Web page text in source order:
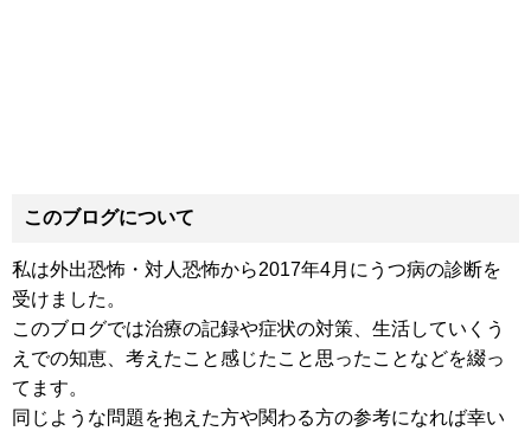
このブログについて
私は外出恐怖・対人恐怖から2017年4月にうつ病の診断を
受けました。
このブログでは治療の記録や症状の対策、生活していくう
えでの知恵、考えたこと感じたこと思ったことなどを綴っ
てます。
同じような問題を抱えた方や関わる方の参考になれば幸い